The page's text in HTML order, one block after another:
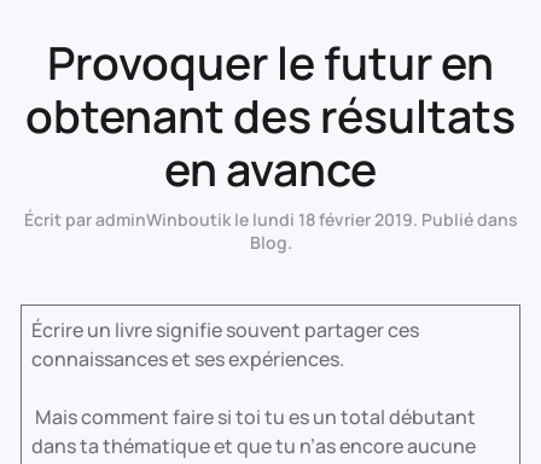
Provoquer le futur en
obtenant des résultats
en avance
Écrit paradminWinboutikle lundi 18 février 2019. Publié dans
Blog.
Écrire un livre signifie souvent partager ces
connaissances et ses expériences.
Mais comment faire si toi tu es un total débutant
dans ta thématique et que tu n’as encore aucune